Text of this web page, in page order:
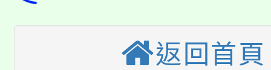
半價優惠，詳情可洽有
份教師研習
淨零綠生活教案入校路
返回首頁